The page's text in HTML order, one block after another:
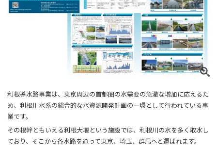
利根導水路事業は、東京周辺の首都圏の水需要の急激な増加に応えるた
め、利根川水系の総合的な水資源開発計画の一環として行われている事
業です。
その根幹ともいえる利根大堰という施設では、利根川の水を多く取水し
ており、そこから各水路を通って東京、埼玉、群馬へと運ばれます。